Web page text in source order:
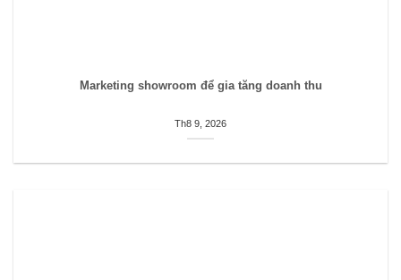
Marketing showroom để gia tăng doanh thu
Th8 9, 2026